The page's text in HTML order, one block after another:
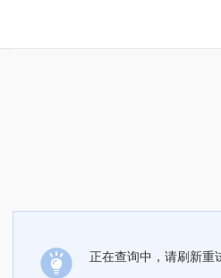
正在查询中，请刷新重